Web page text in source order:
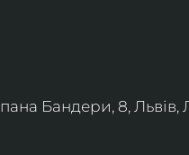
Бандери, 8, Львів,